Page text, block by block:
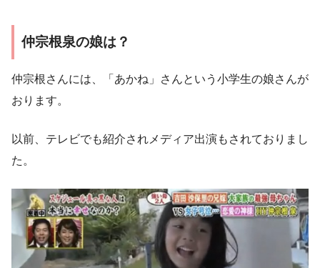
仲宗根泉の娘は？
仲宗根さんには、「あかね」さんという小学生の娘さんが
おります。
以前、テレビでも紹介されメディア出演もされておりまし
た。